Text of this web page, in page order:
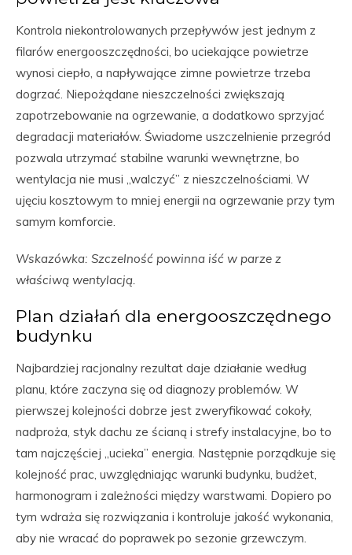
Kontrola niekontrolowanych przepływów jest jednym z
filarów energooszczędności, bo uciekające powietrze
wynosi ciepło, a napływające zimne powietrze trzeba
dogrzać. Niepożądane nieszczelności zwiększają
zapotrzebowanie na ogrzewanie, a dodatkowo sprzyjać
degradacji materiałów. Świadome uszczelnienie przegród
pozwala utrzymać stabilne warunki wewnętrzne, bo
wentylacja nie musi „walczyć” z nieszczelnościami. W
ujęciu kosztowym to mniej energii na ogrzewanie przy tym
samym komforcie.
Wskazówka: Szczelność powinna iść w parze z
właściwą wentylacją.
Plan działań dla energooszczędnego
budynku
Najbardziej racjonalny rezultat daje działanie według
planu, które zaczyna się od diagnozy problemów. W
pierwszej kolejności dobrze jest zweryfikować cokoły,
nadproża, styk dachu ze ścianą i strefy instalacyjne, bo to
tam najczęściej „ucieka” energia. Następnie porządkuje się
kolejność prac, uwzględniając warunki budynku, budżet,
harmonogram i zależności między warstwami. Dopiero po
tym wdraża się rozwiązania i kontroluje jakość wykonania,
aby nie wracać do poprawek po sezonie grzewczym.